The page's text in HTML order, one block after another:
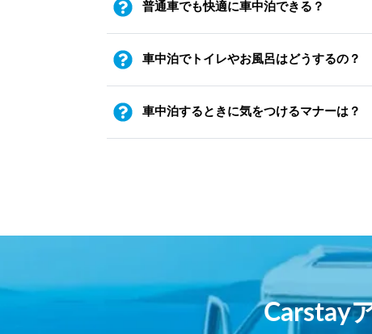
普通車でも快適に車中泊できる？
車中泊でトイレやお風呂はどうするの？
車中泊するときに気をつけるマナーは？
Carstay